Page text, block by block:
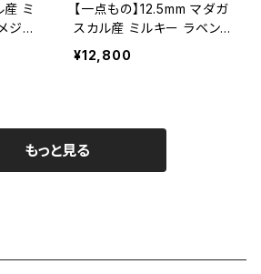
産 ミ
ジス
】
【一点もの】12.5mm マダガ
スカル産 ミルキー ラベンダ
ーアメジスト（紫水晶）ブレ
スレット【鑑別済・M07143】
¥12,800
もっと見る